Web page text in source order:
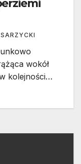
wokół
kolejności…